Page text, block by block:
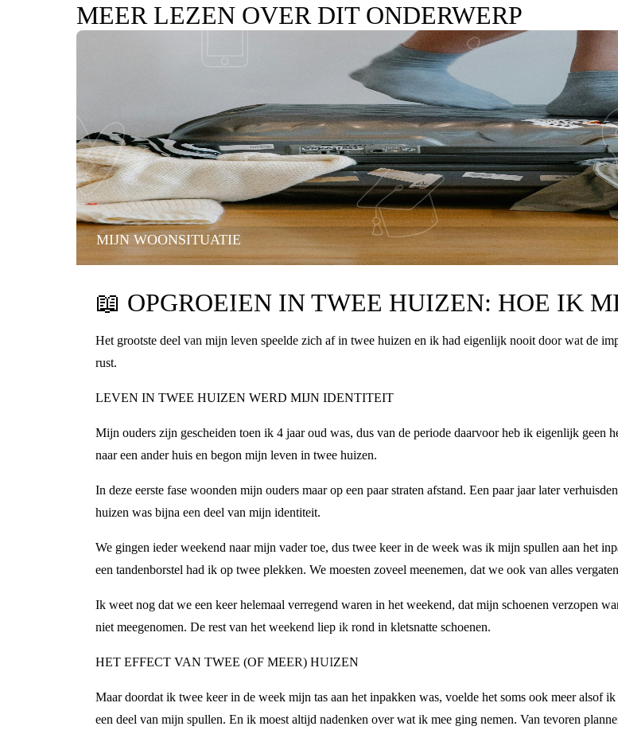
MEER LEZEN OVER DIT ONDERWERP
MIJN WOONSITUATIE
📖 OPGROEIEN IN TWEE HUIZEN: HOE IK
Het grootste deel van mijn leven speelde zich af in twee huizen en ik had eigenlijk nooit door wat de
rust.
LEVEN IN TWEE HUIZEN WERD MIJN IDENTITEIT
Mijn ouders zijn gescheiden toen ik 4 jaar oud was, dus van de periode daarvoor heb ik eigenlijk geen
naar een ander huis en begon mijn leven in twee huizen.
In deze eerste fase woonden mijn ouders maar op een paar straten afstand. Een paar jaar later
huizen was bijna een deel van mijn identiteit.
We gingen ieder weekend naar mijn vader toe, dus twee keer in de week was ik mijn spullen aan het
een tandenborstel had ik op twee plekken. We moesten zoveel meenemen, dat we ook van alles
Ik weet nog dat we een keer helemaal verregend waren in het weekend, dat mijn schoenen verzopen
niet meegenomen. De rest van het weekend liep ik rond in kletsnatte schoenen.
HET EFFECT VAN TWEE (OF MEER) HUIZEN
Maar doordat ik twee keer in de week mijn tas aan het inpakken was, voelde het soms ook meer alsof
een deel van mijn spullen. En ik moest altijd nadenken over wat ik mee ging nemen. Van tevoren